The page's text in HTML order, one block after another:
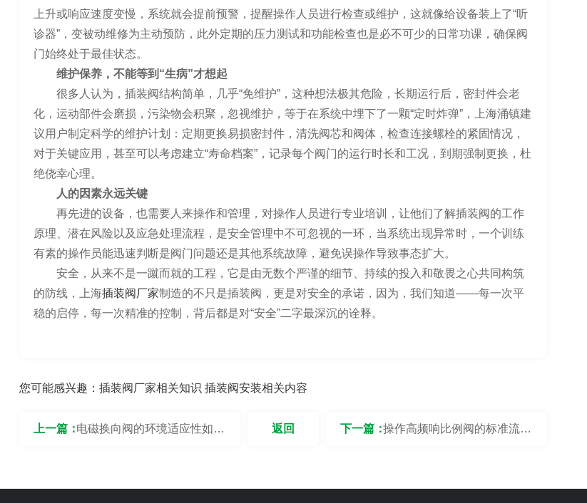
上升或响应速度变慢，系统就会提前预警，提醒操作人员进行检查或维护，这就像给设备装上了“听
诊器”，变被动维修为主动预防，此外定期的压力测试和功能检查也是必不可少的日常功课，确保阀
门始终处于最佳状态。
维护保养，不能等到“生病”才想起
很多人认为，插装阀结构简单，几乎“免维护”，这种想法极其危险，长期运行后，密封件会老
化，运动部件会磨损，污染物会积聚，忽视维护，等于在系统中埋下了一颗“定时炸弹”，上海涌镇建
议用户制定科学的维护计划：定期更换易损密封件，清洗阀芯和阀体，检查连接螺栓的紧固情况，
对于关键应用，甚至可以考虑建立“寿命档案”，记录每个阀门的运行时长和工况，到期强制更换，杜
绝侥幸心理。
人的因素永远关键
再先进的设备，也需要人来操作和管理，对操作人员进行专业培训，让他们了解插装阀的工作
原理、潜在风险以及应急处理流程，是安全管理中不可忽视的一环，当系统出现异常时，一个训练
有素的操作员能迅速判断是阀门问题还是其他系统故障，避免误操作导致事态扩大。
安全，从来不是一蹴而就的工程，它是由无数个严谨的细节、持续的投入和敬畏之心共同构筑
的防线，上海插装阀厂家制造的不只是插装阀，更是对安全的承诺，因为，我们知道——每一次平
稳的启停，每一次精准的控制，背后都是对“安全”二字最深沉的诠释。
您可能感兴趣： 插装阀厂家相关知识 插装阀安装相关内容
上一篇：电磁换向阀的环境适应性如 下一篇：操作高频响比例阀的标准流程
返回